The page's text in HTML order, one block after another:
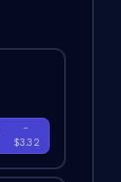
-
$3.32